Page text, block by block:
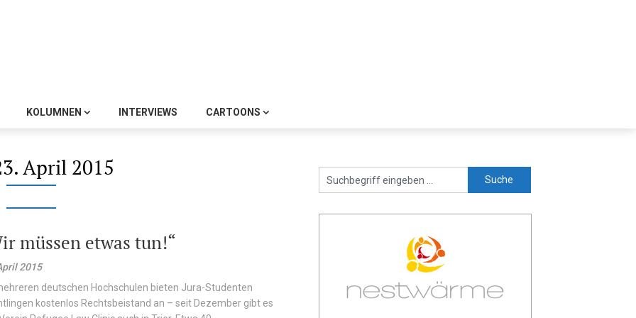
KOLUMNEN INTERVIEWS CARTOONS
April 2015
müssen etwas tun!“
2015
deutschen Hochschulen bieten Jura-Studenten
kostenlos Rechtsbeistand an – seit Dezember gibt es